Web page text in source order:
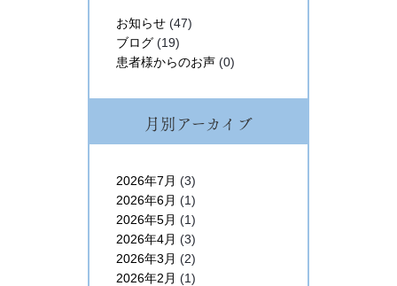
お知らせ (47)
ブログ (19)
患者様からのお声 (0)
月別アーカイブ
2026年7月 (3)
2026年6月 (1)
2026年5月 (1)
2026年4月 (3)
2026年3月 (2)
2026年2月 (1)